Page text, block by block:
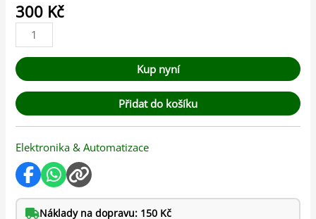
300 Kč
Kup nyní
Přidat do košíku
Elektronika & Automatizace
Náklady na dopravu: 150 Kč